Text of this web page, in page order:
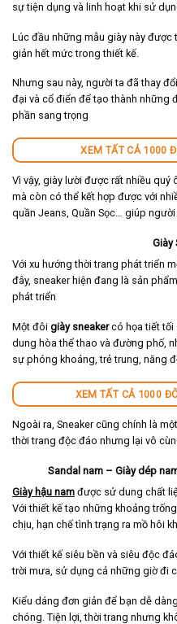
sự tiện dụng và linh hoạt khi sử
Lúc đầu những mẫu giày này được
giản hết mức trong thiết kế.
Nhưng sau này, người ta đã thay
đại và cổ điển để tạo thành những
phần sang trọng
XEM TẤT CẢ 1000
Vì vậy, giày lười được rất nhiều
mà còn có thể kết hợp được với
quần Jeans, Quần Sọc… giúp
Giày
Với xu hướng thời trang phát triển
đây, sneaker hiện đang là sản
phát triển
Một đôi giày sneakercó họa tiết tối
dung hòa thể thao và đường phố,
sự phóng khoáng, trẻ trung, năng
XEM TẤT CẢ 1000
Ngoài ra, Sneaker cũng chính là
thời trang độc đáo nhưng lại vô
Sandal nam – Giày dép
Giày hậu nam được sử dung chất
Với thiết kế tạo những khoảng
chịu, hạn chế tình trạng ra mồ hôi
Với thiết kế siêu bền và siêu độc
trời mưa, sử dụng cả những giờ đi
Kiểu dáng đơn giản để bạn dễ
chóng. Tiện lợi, thời trang nhưng